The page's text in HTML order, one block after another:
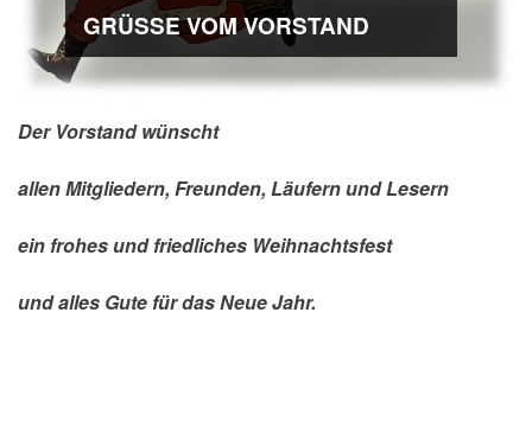
GRÜSSE VOM VORSTAND
Der Vorstand wünscht
allen Mitgliedern, Freunden, Läufern und Lesern
ein frohes und friedliches Weihnachtsfest
und alles Gute für das Neue Jahr.